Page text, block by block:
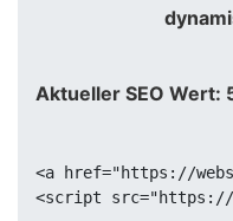
Aktueller SEO Wert:
<a href="https://